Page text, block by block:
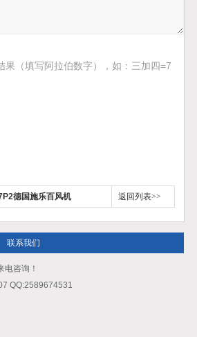
果（填写阿拉伯数字），如：三加四=7
德国施乐百风机 返回列表>>
联系我们
咨询！
QQ:2589674531